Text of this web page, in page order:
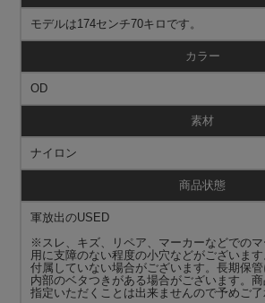
モデルは174センチ70キロです。
カラー
OD
素材
ナイロン
商品状態
軍放出のUSED
※スレ、キズ、リペア、マーカーなどでの
用に支障のない程度の小穴などがございま
付属していない場合がございます。長期保
内部のベタつきがある場合がございます。
指定いただくことは出来ませんので予めご了